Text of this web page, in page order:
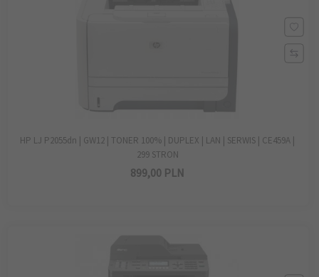
HP LJ P2055dn | GW12 | TONER 100% | DUPLEX | LAN | SERWIS | CE459A |
299 STRON
899,00 PLN